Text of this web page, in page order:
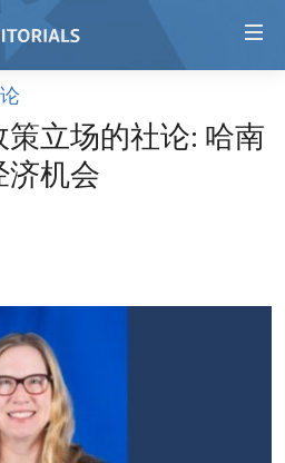
立场的社论: 哈南
济机会